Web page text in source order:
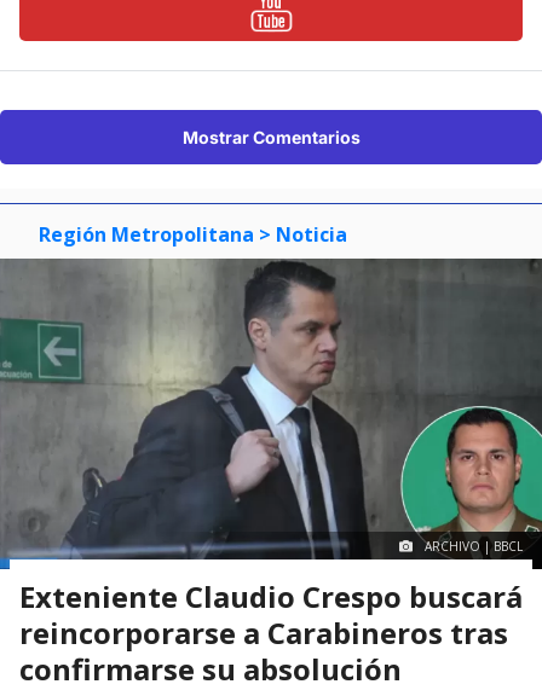
Mostrar Comentarios
Región Metropolitana > Noticia
ARCHIVO | BBCL
Exteniente Claudio Crespo buscará
reincorporarse a Carabineros tras
confirmarse su absolución